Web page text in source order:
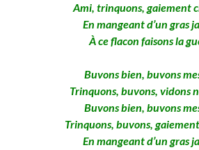
Ami, trinquons, gaiement
En mangeant d’un gras
À ce flacon faisons la
Buvons bien, buvons
Trinquons, buvons, vidons
Buvons bien, buvons
Trinquons, buvons,
En mangeant d’un gras